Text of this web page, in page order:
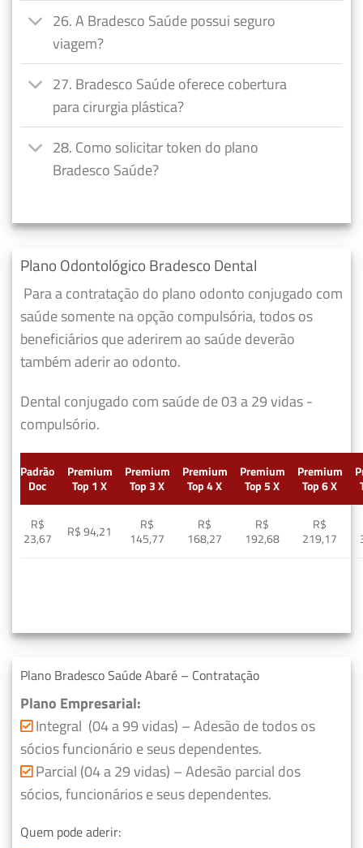
26. A Bradesco Saúde possui seguro
viagem?
27. Bradesco Saúde oferece cobertura
para cirurgia plástica?
28. Como solicitar token do plano
Bradesco Saúde?
Plano Odontológico Bradesco Dental
Para a contratação do plano odonto conjugado com
saúde somente na opção compulsória, todos os
beneficiários que aderirem ao saúde deverão
também aderir ao odonto.
Dental conjugado com saúde de 03 a 29 vidas -
compulsório.
Padrão
Doc
Premium
Top 1 X
Premium
Top 3 X
Premium
Top 4 X
Premium
Top 5 X
Premium
Top 6 X
R$
23,67
R$ 94,21
R$
145,77
R$
168,27
R$
192,68
R$
219,17
Plano Bradesco Saúde Abaré – Contratação
Plano Empresarial:
Integral (04 a 99 vidas) – Adesão de todos os
sócios funcionário e seus dependentes.
Parcial (04 a 29 vidas) – Adesão parcial dos
sócios, funcionários e seus dependentes.
Quem pode aderir: